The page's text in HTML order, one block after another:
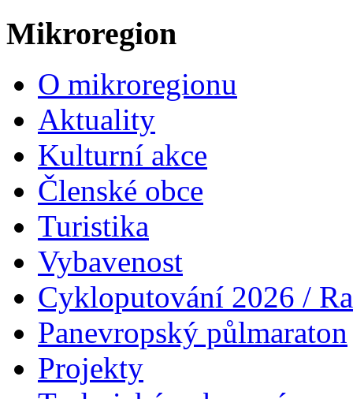
Mikroregion
O mikroregionu
Aktuality
Kulturní akce
Členské obce
Turistika
Vybavenost
Cykloputování 2026 /
Panevropský půlmaraton
Projekty